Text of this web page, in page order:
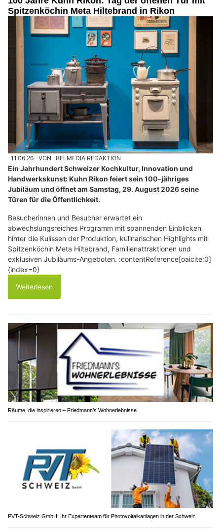
Spitzenköchin Meta Hiltebrand in Rikon
11.06.26 VON BELMEDIA REDAKTION
Ein Jahrhundert Schweizer Kochkultur, Innovation und
Handwerkskunst: Kuhn Rikon feiert sein 100-jähriges
Jubiläum und öffnet am Samstag, 29. August 2026 seine
Türen für die Öffentlichkeit.
Besucherinnen und Besucher erwartet ein
abwechslungsreiches Programm mit spannenden Einblicken
hinter die Kulissen der Produktion, kulinarischen Highlights mit
Spitzenköchin Meta Hiltebrand, Familienattraktionen und
exklusiven Jubiläums-Angeboten. :contentReference[oaicite:0]
{index=0}
Weiterlesen
Räume, die inspirieren – Friedmann’s Wohnerlebnisse
PVT-Schweiz GmbH: Ihr Expertenteam für Photovoltaikanlagen in der Schweiz